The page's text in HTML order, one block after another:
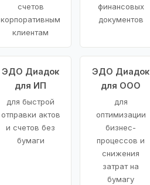
счетов
корпоративным
клиентам
финансовых
документов
ЭДО Диадок
для ИП
для быстрой
отправки актов
и счетов без
бумаги
ЭДО Диадок
для ООО
для
оптимизации
бизнес-
процессов и
снижения
затрат на
бумагу